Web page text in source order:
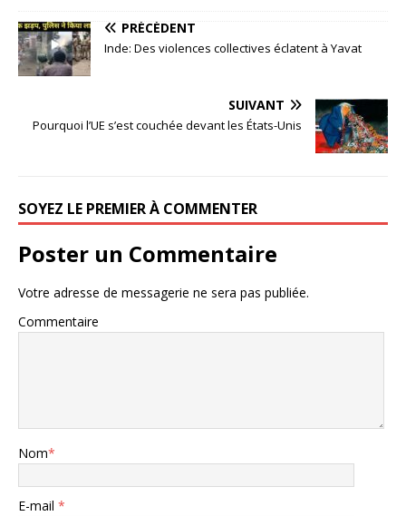
PRÉCÉDENT
Inde: Des violences collectives éclatent à Yavat
SUIVANT
Pourquoi l’UE s’est couchée devant les États-Unis
SOYEZ LE PREMIER À COMMENTER
Poster un Commentaire
Votre adresse de messagerie ne sera pas publiée.
Commentaire
Nom*
E-mail *